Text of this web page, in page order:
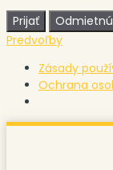
Prijať
Predvoľby
Zásady
Ochrana
Preskočiť